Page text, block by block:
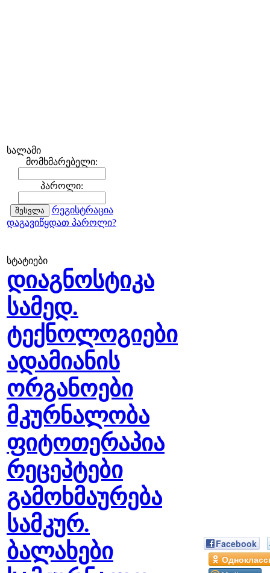
სალამი
მომხმარებელი:
პაროლი:
რეგისტრაცია
დაგავიწყდათ პაროლი?
სტატიები
დიაგნოსტიკა
სამედ.
ტექნოლოგიები
ადამიანის
ორგანოები
მკურნალობა
ფიტოთერაპია
რეცეპტები
გამოხმაურება
სამკურ.
ბალახები
Facebook